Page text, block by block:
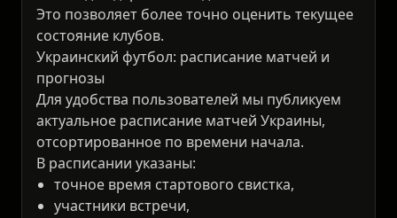
Это позволяет более точно оценить текущее
состояние клубов.
Украинский футбол: расписание матчей и
прогнозы
Для удобства пользователей мы публикуем
актуальное расписание матчей Украины,
отсортированное по времени начала.
В расписании указаны:
точное время стартового свистка,
участники встречи,